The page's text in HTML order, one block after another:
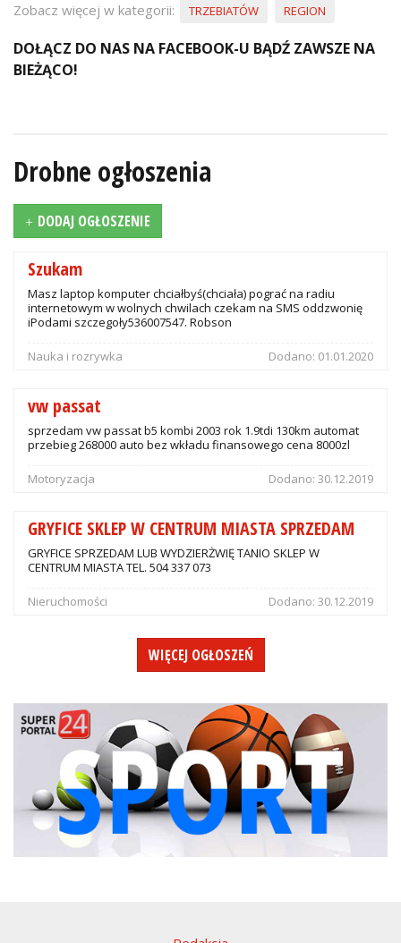
Zobacz więcej w kategorii: TRZEBIATÓW REGION
DOŁĄCZ DO NAS NA FACEBOOK-U BĄDŹ ZAWSZE NA
BIEŻĄCO!
Drobne ogłoszenia
DODAJ OGŁOSZENIE
Szukam
Masz laptop komputer chciałbyś(chciała) pograć na radiu
internetowym w wolnych chwilach czekam na SMS oddzwonię
iPodami szczegoły536007547. Robson
Nauka i rozrywka Dodano: 01.01.2020
vw passat
sprzedam vw passat b5 kombi 2003 rok 1.9tdi 130km automat
przebieg 268000 auto bez wkładu finansowego cena 8000zl
Motoryzacja Dodano: 30.12.2019
GRYFICE SKLEP W CENTRUM MIASTA SPRZEDAM
GRYFICE SPRZEDAM LUB WYDZIERŻWIĘ TANIO SKLEP W
CENTRUM MIASTA TEL. 504 337 073
Nieruchomości Dodano: 30.12.2019
WIĘCEJ OGŁOSZEŃ